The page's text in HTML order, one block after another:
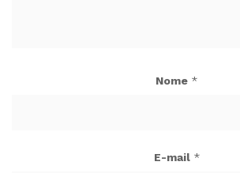
Nome *
E-mail *